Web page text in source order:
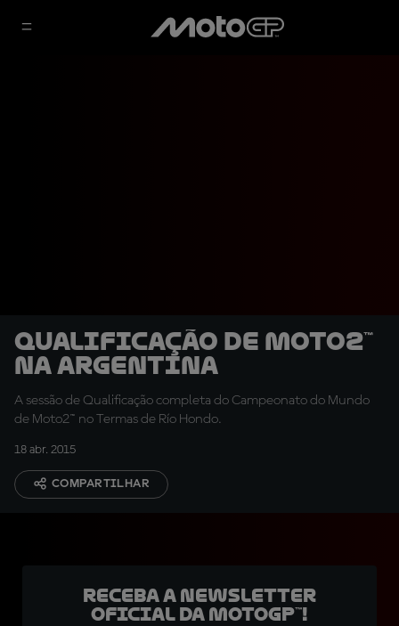
Qualificação de Moto2™
na Argentina
A sessão de Qualificação completa do Campeonato do Mundo
de Moto2™ no Termas de Río Hondo.
18 abr. 2015
COMPARTILHAR
Receba a newsletter
oficial da MotoGP™!